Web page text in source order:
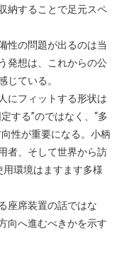
納することで足元スペ
性の問題が出るのは当
発想は、これからの公
じている。
にフィットする形状は
する”のではなく、“多
性が重要になる。小柄
者、そして世界から訪
環境はますます多様
座席装置の話ではな
向へ進むべきかを示す